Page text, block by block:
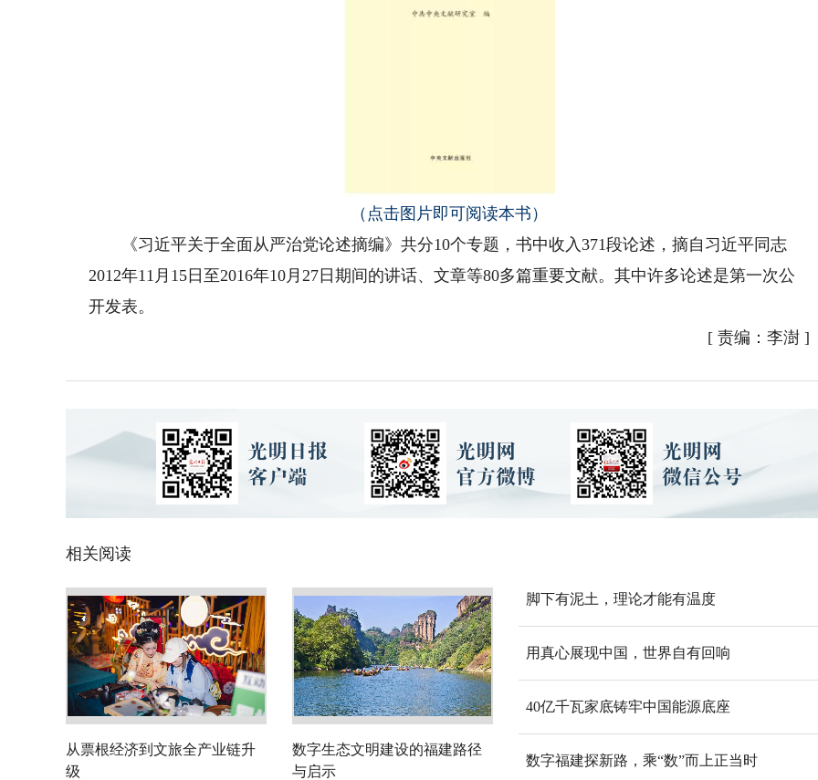
（点击图片即可阅读本书）
《习近平关于全面从严治党论述摘编》共分10个专题，书中收入371段论述，摘自习近平同志
2012年11月15日至2016年10月27日期间的讲话、文章等80多篇重要文献。其中许多论述是第一次公
开发表。
[ 责编：李澍]
相关阅读
从票根经济到文旅全产业链升
级
数字生态文明建设的福建路径
与启示
脚下有泥土，理论才能有温度
用真心展现中国，世界自有回响
40亿千瓦家底铸牢中国能源底座
数字福建探新路，乘“数”而上正当时